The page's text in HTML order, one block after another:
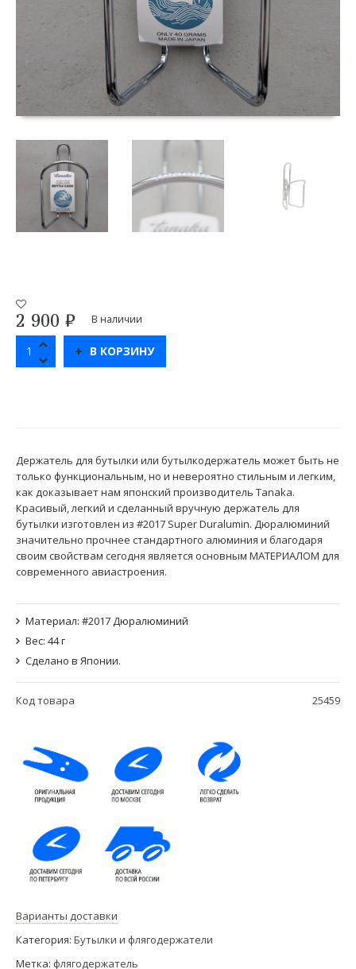
2 900 ₽ В наличии
В КОРЗИНУ
Держатель для бутылки или бутылкодержатель может быть не
только функциональным, но и невероятно стильным и легким,
как доказывает нам японский производитель Tanaka.
Красивый, легкий и сделанный вручную держатель для
бутылки изготовлен из #2017 Super Duralumin. Дюралюминий
значительно прочнее стандартного алюминия и благодаря
своим свойствам сегодня является основным МАТЕРИАЛОМ для
современного авиастроения.
Материал: #2017 Дюралюминий
Вес: 44 г
Сделано в Японии.
Код товара 25459
Варианты доставки
Категория: Бутылки и флягодержатели
Метка: флягодержатель